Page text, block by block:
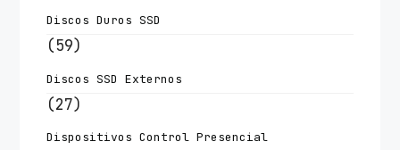
Discos Duros SSD
(59)
Discos SSD Externos
(27)
Dispositivos Control Presencial